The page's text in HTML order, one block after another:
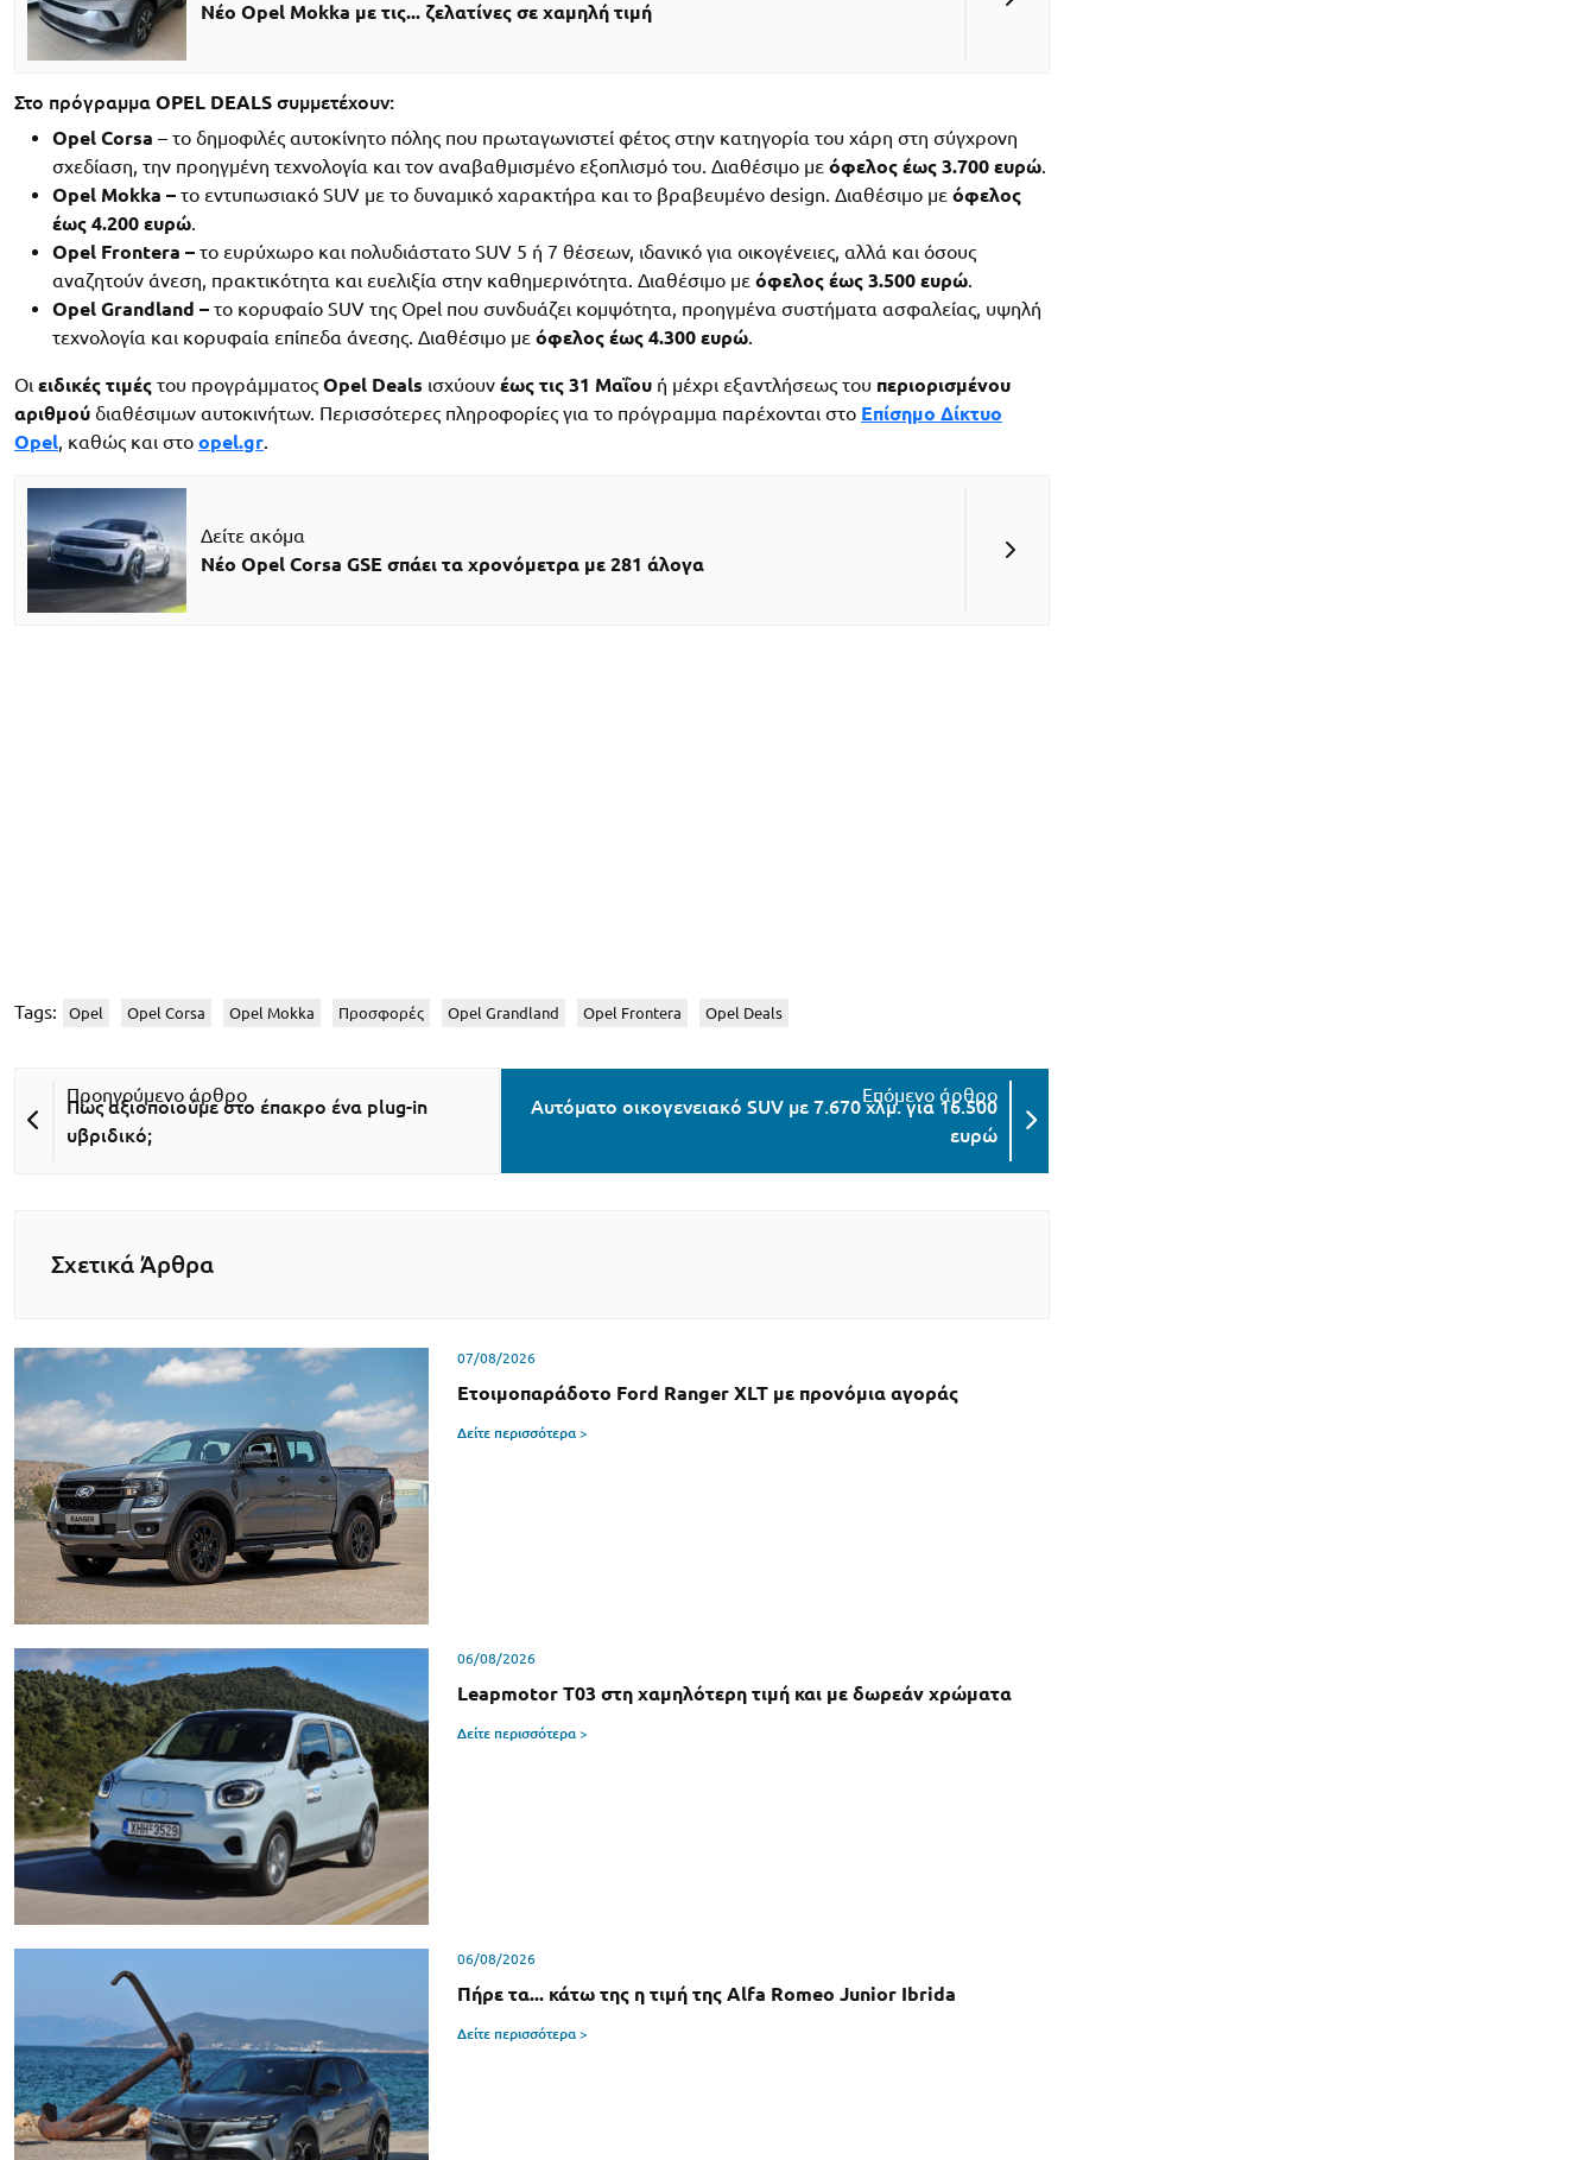
Νέο Opel Mokka με τις... ζελατίνες σε χαμηλή τιμή
Στο πρόγραμμα OPEL DEALS συμμετέχουν:
Opel Corsa – το δημοφιλές αυτοκίνητο πόλης που πρωταγωνιστεί φέτος στην κατηγορία του χάρη στη σύγχρονη
σχεδίαση, την προηγμένη τεχνολογία και τον αναβαθμισμένο εξοπλισμό του. Διαθέσιμο με όφελος έως 3.700 ευρώ.
Opel Mokka – το εντυπωσιακό SUV με το δυναμικό χαρακτήρα και το βραβευμένο design. Διαθέσιμο με όφελος
έως 4.200 ευρώ.
Opel Frontera – το ευρύχωρο και πολυδιάστατο SUV 5 ή 7 θέσεων, ιδανικό για οικογένειες, αλλά και όσους
αναζητούν άνεση, πρακτικότητα και ευελιξία στην καθημερινότητα. Διαθέσιμο με όφελος έως 3.500 ευρώ.
Opel Grandland – το κορυφαίο SUV της Opel που συνδυάζει κομψότητα, προηγμένα συστήματα ασφαλείας, υψηλή
τεχνολογία και κορυφαία επίπεδα άνεσης. Διαθέσιμο με όφελος έως 4.300 ευρώ.
Οι ειδικές τιμές του προγράμματος Opel Deals ισχύουν έως τις 31 Μαΐου ή μέχρι εξαντλήσεως του περιορισμένου
αριθμού διαθέσιμων αυτοκινήτων. Περισσότερες πληροφορίες για το πρόγραμμα παρέχονται στο Επίσημο Δίκτυο
Opel, καθώς και στο opel.gr.
Δείτε ακόμα
Νέο Opel Corsa GSE σπάει τα χρονόμετρα με 281 άλογα
Tags: Opel Opel Corsa Opel Mokka Προσφορές Opel Grandland Opel Frontera Opel Deals
Πώς αξιοποιούμε στο έπακρο ένα plug-in
υβριδικό;
Αυτόματο οικογενειακό SUV με 7.670 χλμ. για 16.500
ευρώ
Σχετικά Άρθρα
07/08/2026
Ετοιμοπαράδοτο Ford Ranger XLT με προνόμια αγοράς
Δείτε περισσότερα >
06/08/2026
Leapmotor T03 στη χαμηλότερη τιμή και με δωρεάν χρώματα
Δείτε περισσότερα >
06/08/2026
Πήρε τα... κάτω της η τιμή της Alfa Romeo Junior Ibrida
Δείτε περισσότερα >